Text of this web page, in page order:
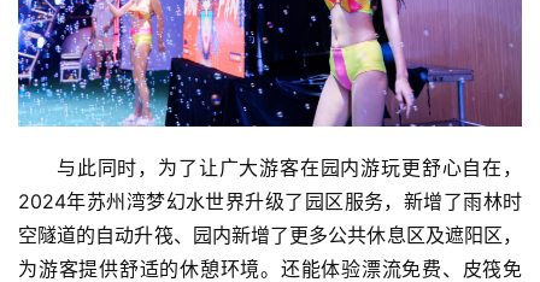
与此同时，为了让广大游客在园内游玩更舒心自在，
2024年苏州湾梦幻水世界升级了园区服务，新增了雨林时
空隧道的自动升筏、园内新增了更多公共休息区及遮阳区，
为游客提供舒适的休憩环境。还能体验漂流免费、皮筏免